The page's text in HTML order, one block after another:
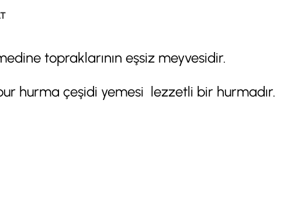
topraklarının eşsiz meyvesidir.
hurma çeşidi yemesi lezzetli bir hurmadır.